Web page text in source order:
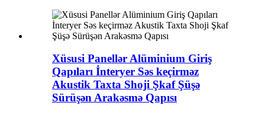
Xüsusi Panellər Alüminium Giriş
Qapıları İnteryer Səs keçirməz
Akustik Taxta Shoji Şkaf Şüşə
Sürüşən Arakəsmə Qapısı